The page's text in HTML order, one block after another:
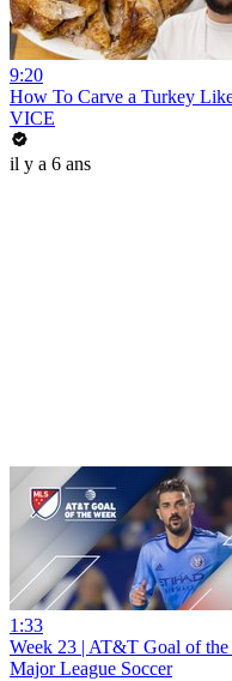
9:20
How To Carve a Turkey
VICE
il y a 6 ans
1:33
Week 23 | AT&T Goal of the
Major League Soccer